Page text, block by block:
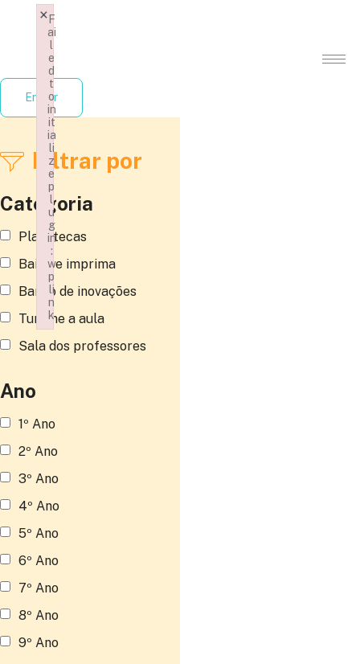
Entrar
Filtrar por
Categoria
Planotecas
Baixe e imprima
Banco de inovações
Turbine a aula
Sala dos professores
Ano
1º Ano
2º Ano
3º Ano
4º Ano
5º Ano
6º Ano
7º Ano
8º Ano
9º Ano
F
ai
l
e
d
t
o
in
it
ia
li
z
e
p
l
u
g
in
:
w
p
li
n
k
×
Failed to initialize plugin: wplink